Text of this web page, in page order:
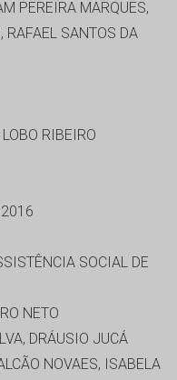
PEREIRA MARQUES,
RAFAEL SANTOS DA
RIBEIRO
2016
SOCIAL DE
NETO
DRÁUSIO JUCÁ
NOVAES, ISABELA